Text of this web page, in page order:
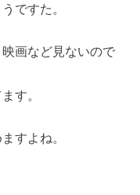
ですた。
画など見ないので
す。
すよね。